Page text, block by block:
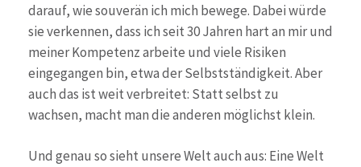
darauf, wie souverän ich mich bewege. Dabei würde
sie verkennen, dass ich seit 30 Jahren hart an mir und
meiner Kompetenz arbeite und viele Risiken
eingegangen bin, etwa der Selbstständigkeit. Aber
auch das ist weit verbreitet: Statt selbst zu
wachsen, macht man die anderen möglichst klein.
Und genau so sieht unsere Welt auch aus: Eine Welt